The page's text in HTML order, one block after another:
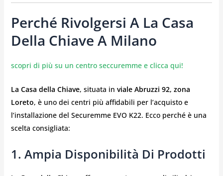
Perché Rivolgersi A La Casa
Della Chiave A Milano
scopri di più su un centro seccuremme e clicca qui!
La Casa della Chiave, situata in viale Abruzzi 92, zona
Loreto, è uno dei centri più affidabili per l’acquisto e
l’installazione del Securemme EVO K22. Ecco perché è una
scelta consigliata:
1. Ampia Disponibilità Di Prodotti